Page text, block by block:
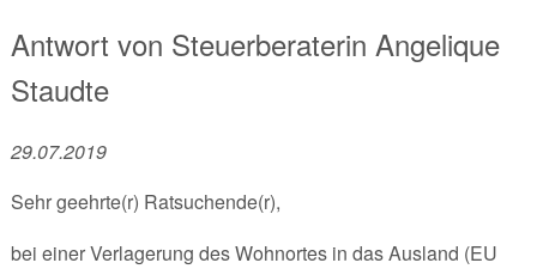
Antwort von Steuerberaterin Angelique
Staudte
29.07.2019
Sehr geehrte(r) Ratsuchende(r),
bei einer Verlagerung des Wohnortes in das Ausland (EU